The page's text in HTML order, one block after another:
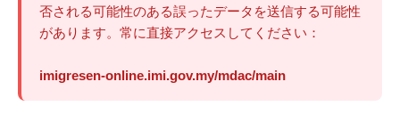
否される可能性のある誤ったデータを送信する可能性
があります。常に直接アクセスしてください：
imigresen-online.imi.gov.my/mdac/main